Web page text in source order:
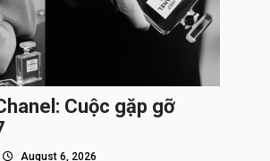
Cuộc gặp gỡ
August 6, 2026